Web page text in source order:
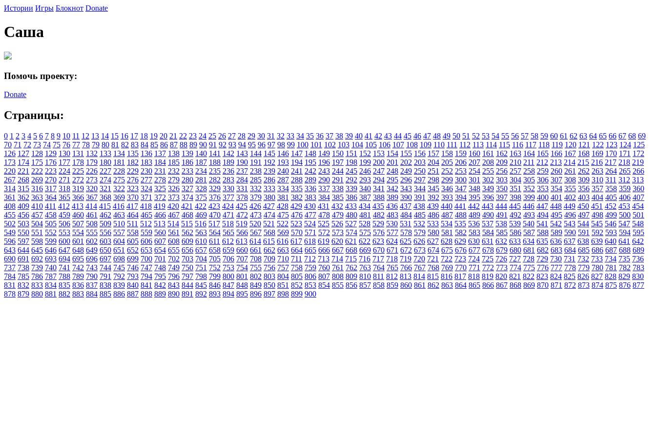
Истории Игры Блокнот Donate
Саша
Помочь проекту:
Donate
Страницы:
0 1 2 3 4 5 6 7 8 9 10 11 12 13 14 15 16 17 18 19 20 21 22 23 24 25 26 27 28 29 30 31 32 33 34 35 36 37 38 39 40 41 42 43 44 45 46 47 48 49 50 51 52 53 54 55 56 57 58 59 60 61 62 63 64 65 66 67 68 69
70 71 72 73 74 75 76 77 78 79 80 81 82 83 84 85 86 87 88 89 90 91 92 93 94 95 96 97 98 99 100 101 102 103 104 105 106 107 108 109 110 111 112 113 114 115 116 117 118 119 120 121 122 123 124 125
126 127 128 129 130 131 132 133 134 135 136 137 138 139 140 141 142 143 144 145 146 147 148 149 150 151 152 153 154 155 156 157 158 159 160 161 162 163 164 165 166 167 168 169 170 171 172
173 174 175 176 177 178 179 180 181 182 183 184 185 186 187 188 189 190 191 192 193 194 195 196 197 198 199 200 201 202 203 204 205 206 207 208 209 210 211 212 213 214 215 216 217 218 219
220 221 222 223 224 225 226 227 228 229 230 231 232 233 234 235 236 237 238 239 240 241 242 243 244 245 246 247 248 249 250 251 252 253 254 255 256 257 258 259 260 261 262 263 264 265 266
267 268 269 270 271 272 273 274 275 276 277 278 279 280 281 282 283 284 285 286 287 288 289 290 291 292 293 294 295 296 297 298 299 300 301 302 303 304 305 306 307 308 309 310 311 312 313
314 315 316 317 318 319 320 321 322 323 324 325 326 327 328 329 330 331 332 333 334 335 336 337 338 339 340 341 342 343 344 345 346 347 348 349 350 351 352 353 354 355 356 357 358 359 360
361 362 363 364 365 366 367 368 369 370 371 372 373 374 375 376 377 378 379 380 381 382 383 384 385 386 387 388 389 390 391 392 393 394 395 396 397 398 399 400 401 402 403 404 405 406 407
408 409 410 411 412 413 414 415 416 417 418 419 420 421 422 423 424 425 426 427 428 429 430 431 432 433 434 435 436 437 438 439 440 441 442 443 444 445 446 447 448 449 450 451 452 453 454
455 456 457 458 459 460 461 462 463 464 465 466 467 468 469 470 471 472 473 474 475 476 477 478 479 480 481 482 483 484 485 486 487 488 489 490 491 492 493 494 495 496 497 498 499 500 501
502 503 504 505 506 507 508 509 510 511 512 513 514 515 516 517 518 519 520 521 522 523 524 525 526 527 528 529 530 531 532 533 534 535 536 537 538 539 540 541 542 543 544 545 546 547 548
549 550 551 552 553 554 555 556 557 558 559 560 561 562 563 564 565 566 567 568 569 570 571 572 573 574 575 576 577 578 579 580 581 582 583 584 585 586 587 588 589 590 591 592 593 594 595
596 597 598 599 600 601 602 603 604 605 606 607 608 609 610 611 612 613 614 615 616 617 618 619 620 621 622 623 624 625 626 627 628 629 630 631 632 633 634 635 636 637 638 639 640 641 642
643 644 645 646 647 648 649 650 651 652 653 654 655 656 657 658 659 660 661 662 663 664 665 666 667 668 669 670 671 672 673 674 675 676 677 678 679 680 681 682 683 684 685 686 687 688 689
690 691 692 693 694 695 696 697 698 699 700 701 702 703 704 705 706 707 708 709 710 711 712 713 714 715 716 717 718 719 720 721 722 723 724 725 726 727 728 729 730 731 732 733 734 735 736
737 738 739 740 741 742 743 744 745 746 747 748 749 750 751 752 753 754 755 756 757 758 759 760 761 762 763 764 765 766 767 768 769 770 771 772 773 774 775 776 777 778 779 780 781 782 783
784 785 786 787 788 789 790 791 792 793 794 795 796 797 798 799 800 801 802 803 804 805 806 807 808 809 810 811 812 813 814 815 816 817 818 819 820 821 822 823 824 825 826 827 828 829 830
831 832 833 834 835 836 837 838 839 840 841 842 843 844 845 846 847 848 849 850 851 852 853 854 855 856 857 858 859 860 861 862 863 864 865 866 867 868 869 870 871 872 873 874 875 876 877
878 879 880 881 882 883 884 885 886 887 888 889 890 891 892 893 894 895 896 897 898 899 900